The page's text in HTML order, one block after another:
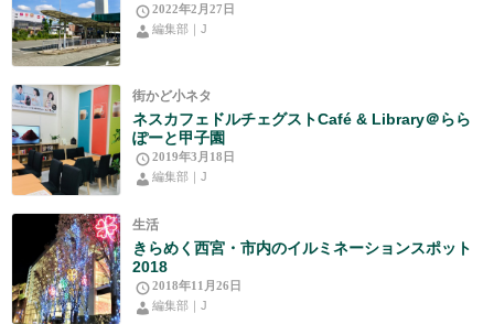
2022年2月27日
編集部｜J
街かど小ネタ
ネスカフェドルチェグストCafé & Library＠らら
ぽーと甲子園
2019年3月18日
編集部｜J
生活
きらめく西宮・市内のイルミネーションスポット
2018
2018年11月26日
編集部｜J